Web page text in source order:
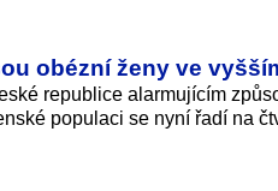
obézní ženy ve
republice alarmujícím
populaci se nyní řadí na